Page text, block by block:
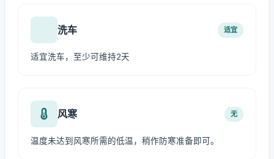
洗车 适宜
适宜洗车，至少可维持2天
风寒 无
温度未达到风寒所需的低温，稍作防寒准备即可。